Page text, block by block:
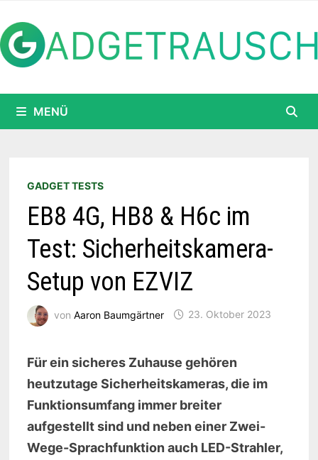
Inhalt
springen
MENÜ
GADGET TESTS
EB8 4G, HB8 & H6c im
Test: Sicherheitskamera-
Setup von EZVIZ
von Aaron Baumgärtner 23. Oktober 2023
Für ein sicheres Zuhause gehören
heutzutage Sicherheitskameras, die im
Funktionsumfang immer breiter
aufgestellt sind und neben einer Zwei-
Wege-Sprachfunktion auch LED-Strahler,